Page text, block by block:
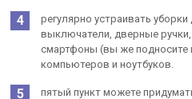
регулярно устраивать
выключатели, дверные
смартфоны (вы же подносите
компьютеров и ноутбуков.
пятый пункт можете